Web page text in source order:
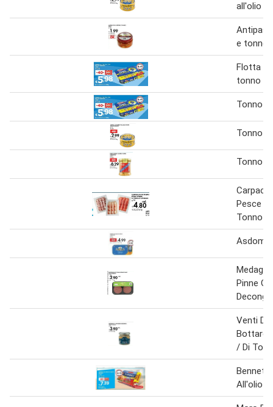
all'olio
e tonno
Flotta
tonno
Tonno
Tonno
Tonno
Pesce
Tonno
Pinne
Venti Di
Bottarga
/ Di
Bennet
All'olio